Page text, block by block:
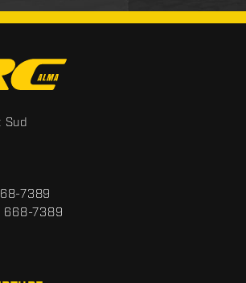
Sud
7389
668-7389